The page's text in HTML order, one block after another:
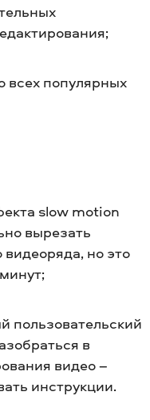
всех популярных
slow motion
вырезать
но это
пользовательский
в
видео –
инструкции.